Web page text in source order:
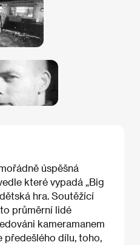
úspěšná
které vypadá „Big
hra. Soutěžící
průměrní lidé
kameramanem
předešlého dílu, toho,